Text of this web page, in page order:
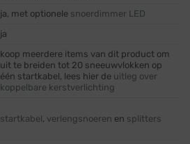
ja, met optionele snoerdimmer LED
ja
koop meerdere items van dit product om
uit te breiden tot 20 sneeuwvlokken op
één startkabel, lees hier de uitleg over
koppelbare kerstverlichting
startkabel, verlengsnoeren en splitters